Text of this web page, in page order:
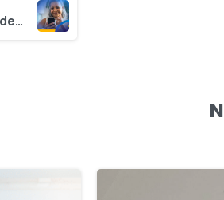
PASA oferece descontos exclusivos em clube de vantagens para associados e participantes